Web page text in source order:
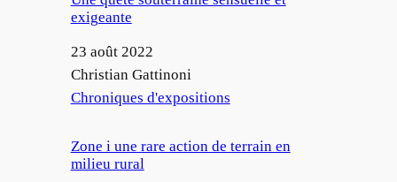
exigeante
Date
23 août 2022
Auteur
Christian Gattinoni
Par rapport à
Chroniques d'expositions
Zone i une rare action de terrain en
milieu rural